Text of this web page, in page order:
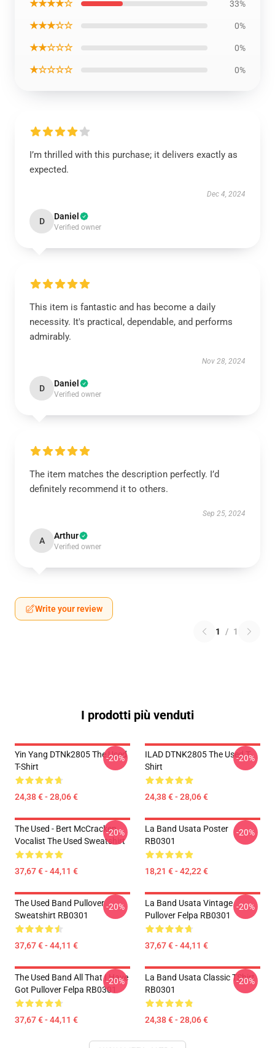
★★★★☆ 33%
★★★☆☆ 0%
★★☆☆☆ 0%
★☆☆☆☆ 0%
I’m thrilled with this purchase; it delivers exactly as
expected.
Dec 4, 2024
D Daniel
Verified owner
This item is fantastic and has become a daily
necessity. It's practical, dependable, and performs
admirably.
Nov 28, 2024
D Daniel
Verified owner
The item matches the description perfectly. I’d
definitely recommend it to others.
Sep 25, 2024
A Arthur
Verified owner
Write your review
1 / 1
I prodotti più venduti
Yin Yang DTNk2805 The Used
T-Shirt
24,38 € - 28,06 €
-20%
ILAD DTNK2805 The Used T-
Shirt
24,38 € - 28,06 €
-20%
The Used - Bert McCracken
Vocalist The Used Sweatshirt
37,67 € - 44,11 €
-20%
La Band Usata Poster
RB0301
18,21 € - 42,22 €
-20%
The Used Band Pullover
Sweatshirt RB0301
37,67 € - 44,11 €
-20%
La Band Usata Vintage
Pullover Felpa RB0301
37,67 € - 44,11 €
-20%
The Used Band All That I Have
Got Pullover Felpa RB0301
37,67 € - 44,11 €
-20%
La Band Usata Classic TShirt
RB0301
24,38 € - 28,06 €
-20%